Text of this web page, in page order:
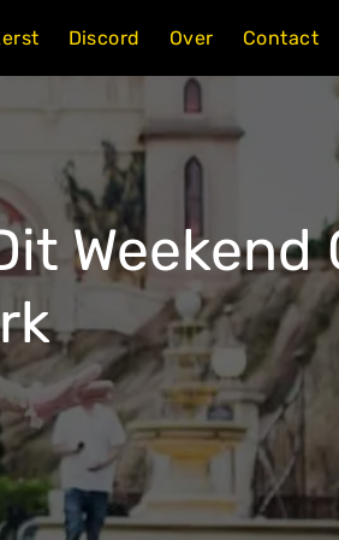
Discord Over Contact
Weekend